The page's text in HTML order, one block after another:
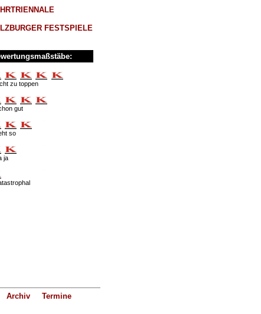
FESTSPIELE
zu toppen
gut
so
ja
Archiv
Termine